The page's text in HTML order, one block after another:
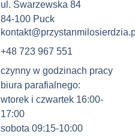
ul. Swarzewska 84
84-100 Puck
+48 723 967 551
czynny w godzinach pracy
biura parafialnego:
wtorek i czwartek 16:00-
17:00
sobota 09:15-10:00